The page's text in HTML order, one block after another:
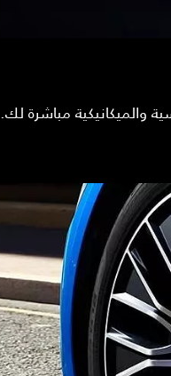
والميكانيكية مباشرة لك.